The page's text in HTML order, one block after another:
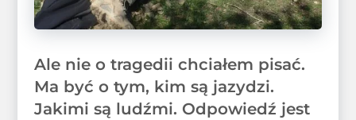
Ale nie o tragedii chciałem pisać.
Ma być o tym, kim są jazydzi.
Jakimi są ludźmi. Odpowiedź jest